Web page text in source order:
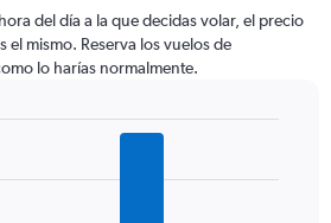
del día a la que decidas volar, el precio
el mismo. Reserva los vuelos de
lo harías normalmente.